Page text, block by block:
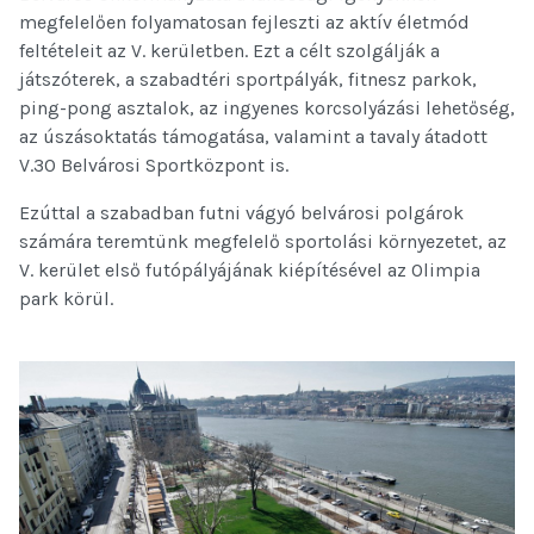
megfelelően folyamatosan fejleszti az aktív életmód
feltételeit az V. kerületben. Ezt a célt szolgálják a
játszóterek, a szabadtéri sportpályák, fitnesz parkok,
ping-pong asztalok, az ingyenes korcsolyázási lehetőség,
az úszásoktatás támogatása, valamint a tavaly átadott
V.30 Belvárosi Sportközpont is.
Ezúttal a szabadban futni vágyó belvárosi polgárok
számára teremtünk megfelelő sportolási környezetet, az
V. kerület első futópályájának kiépítésével az Olimpia
park körül.